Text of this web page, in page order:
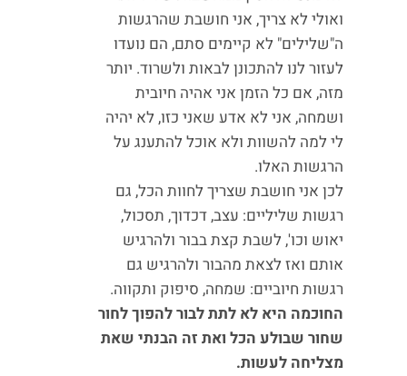
ואולי לא צריך, אני חושבת שהרגשות
ה"שלילים" לא קיימים סתם, הם נועדו
לעזור לנו להתכונן לבאות ולשרוד. יותר
מזה, אם כל הזמן אני אהיה חיובית
ושמחה, אני לא אדע שאני כזו, לא יהיה
לי למה להשוות ולא אוכל להתענג על
הרגשות האלו.
לכן אני חושבת שצריך לחוות הכל, גם
רגשות שליליים: עצב, דכדוך, תסכול,
יאוש וכו', לשבת קצת בבור ולהרגיש
אותם ואז לצאת מהבור ולהרגיש גם
רגשות חיוביים: שמחה, סיפוק ותקווה.
החוכמה היא לא לתת לבור להפוך לחור
שחור שבולע הכל ואת זה הבנתי שאת
מצליחה לעשות.